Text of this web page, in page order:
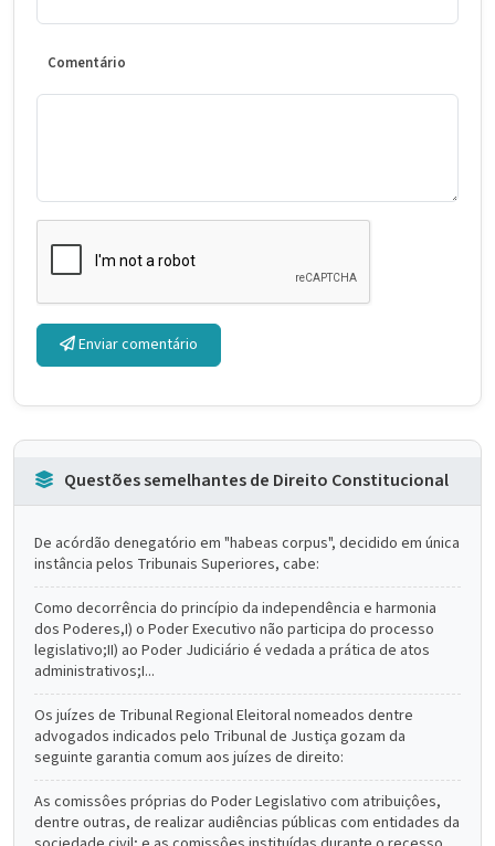
Comentário
Enviar comentário
Questões semelhantes de Direito Constitucional
De acórdão denegatório em "habeas corpus", decidido em única
instância pelos Tribunais Superiores, cabe:
Como decorrência do princípio da independência e harmonia
dos Poderes,I) o Poder Executivo não participa do processo
legislativo;II) ao Poder Judiciário é vedada a prática de atos
administrativos;I...
Os juízes de Tribunal Regional Eleitoral nomeados dentre
advogados indicados pelo Tribunal de Justiça gozam da
seguinte garantia comum aos juízes de direito:
As comissôes próprias do Poder Legislativo com atribuiçôes,
dentre outras, de realizar audiências públicas com entidades da